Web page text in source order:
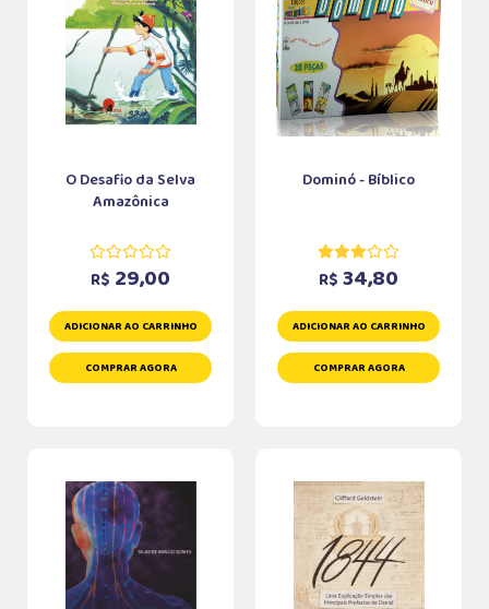
O Desafio da Selva
Amazônica
R$ 29,00
ADICIONAR AO CARRINHO
COMPRAR AGORA
Dominó - Bíblico
R$ 34,80
ADICIONAR AO CARRINHO
COMPRAR AGORA